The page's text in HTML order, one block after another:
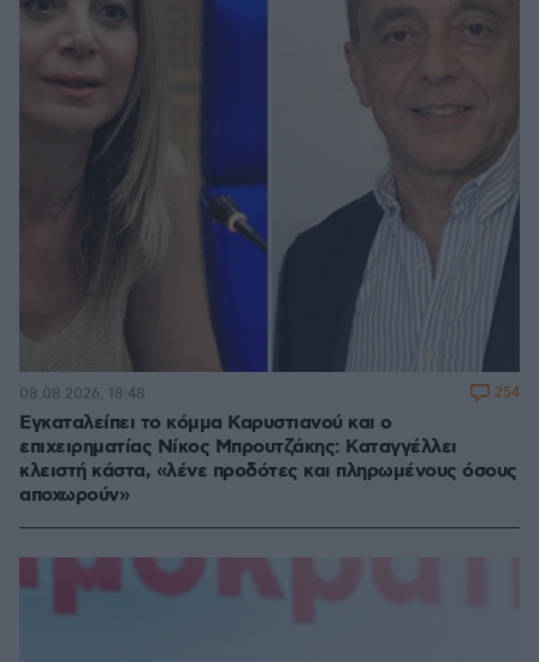
Εγκαταλείπει το κόμμα Καρυστιανού και ο
επιχειρηματίας Νίκος Μπρουτζάκης: Καταγγέλλει
κλειστή κάστα, «λένε προδότες και πληρωμένους όσους
αποχωρούν»
08.08.2026, 18:48 254